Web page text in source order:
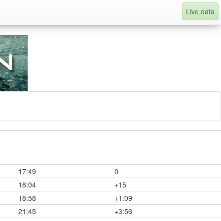
Live data
17:49
0
18:04
+15
18:58
+1:09
21:45
+3:56